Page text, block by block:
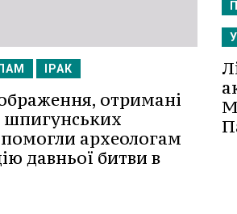
ІРАК
отримані
археологам
давньої битви в